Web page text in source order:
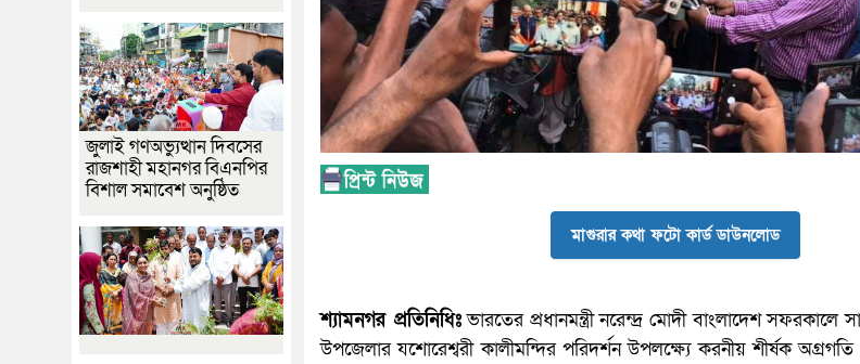
মাগুরার কথা ফটো কার্ড ডাউনলোড
শ্যামনগর প্রতিনিধিঃভারতের প্রধানমন্ত্রী নরেন্দ্র মোদী বাংলাদেশ সফরকালে
উপজেলার যশোরেশ্বরী কালীমন্দির পরিদর্শন উপলক্ষ্যে করনীয় শীর্ষক
জুলাই গণঅভ্যুত্থান দিবসের
রাজশাহী মহানগর বিএনপির
বিশাল সমাবেশ অনুষ্ঠিত